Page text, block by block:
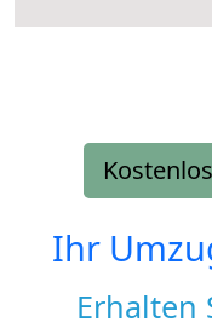
Ihr
Erhalten